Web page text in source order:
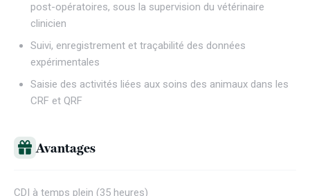
post-opératoires, sous la supervision du vétérinaire
clinicien
Suivi, enregistrement et traçabilité des données
expérimentales
Saisie des activités liées aux soins des animaux dans les
CRF et QRF
Avantages
CDI à temps plein (35 heures)